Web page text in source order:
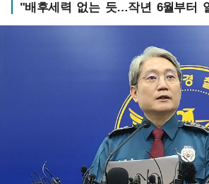
"배후세력 없는 듯…작년 6월부터